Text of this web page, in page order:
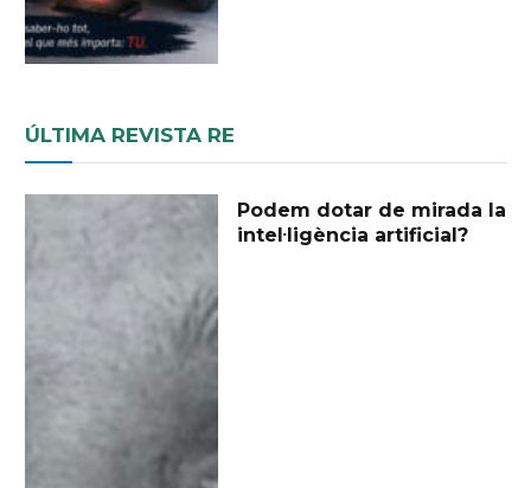
ÚLTIMA REVISTA RE
Podem dotar de mirada la
intel·ligència artificial?